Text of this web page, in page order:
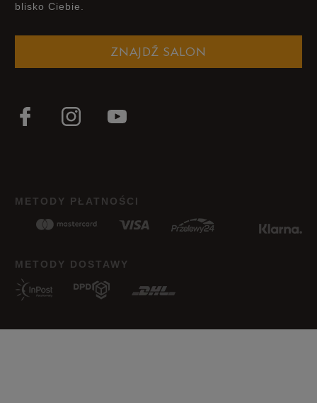
blisko Ciebie.
ZNAJDŹ SALON
METODY PŁATNOŚCI
METODY DOSTAWY